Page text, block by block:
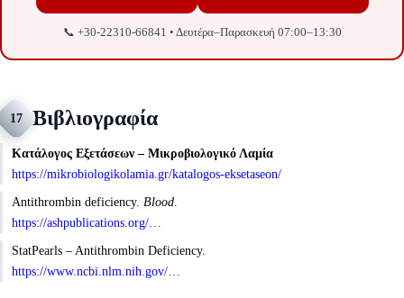
📞 +30-22310-66841 • Δευτέρα–Παρασκευή 07:00–13:30
17 Βιβλιογραφία
Κατάλογος Εξετάσεων – Μικροβιολογικό Λαμία
https://mikrobiologikolamia.gr/katalogos-eksetaseon/
Antithrombin deficiency. Blood.
https://ashpublications.org/…
StatPearls – Antithrombin Deficiency.
https://www.ncbi.nlm.nih.gov/…